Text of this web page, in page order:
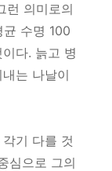
런 의미로의
균 수명 100
다. 늙고 병
는 나날이
기 다를 것
심으로 그의